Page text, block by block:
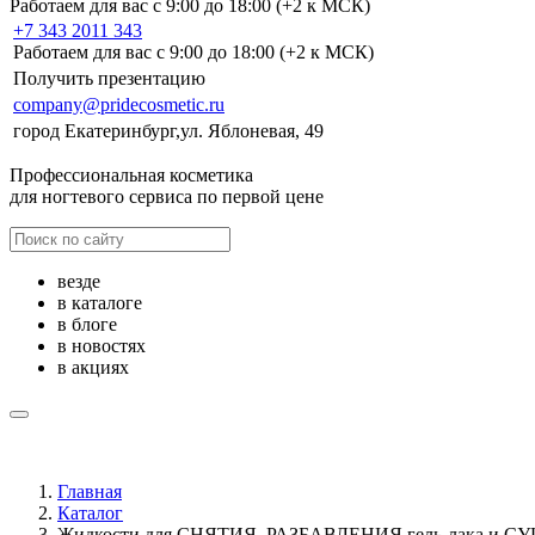
Работаем для вас с 9:00 до 18:00 (+2 к МСК)
+7 343 2011 343
Работаем для вас с 9:00 до 18:00 (+2 к МСК)
Получить презентацию
company@pridecosmetic.ru
город Екатеринбург,ул. Яблоневая, 49
Профессиональная косметика
для ногтевого сервиса по первой цене
везде
в каталоге
в блоге
в новостях
в акциях
Главная
Каталог